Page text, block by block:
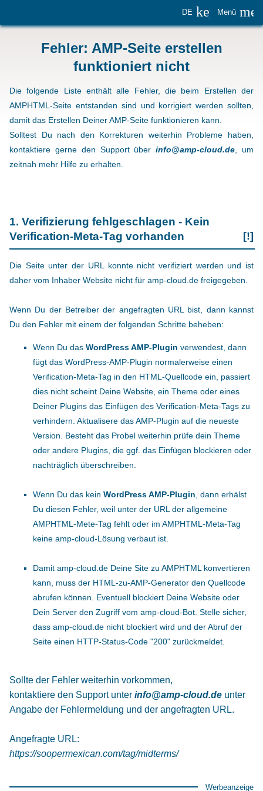
DE Menü
Fehler: AMP-Seite erstellen
funktioniert nicht
Die folgende Liste enthält alle Fehler, die beim Erstellen der
AMPHTML-Seite entstanden sind und korrigiert werden sollten,
damit das Erstellen Deiner AMP-Seite funktionieren kann.
Solltest Du nach den Korrekturen weiterhin Probleme haben,
kontaktiere gerne den Support überinfo@amp-cloud.de, um
zeitnah mehr Hilfe zu erhalten.
1. Verifizierung fehlgeschlagen - Kein
Verification-Meta-Tag vorhanden
[!]
Die Seite unter der URL konnte nicht verifiziert werden und ist
daher vom Inhaber Website nicht für amp-cloud.de freigegeben.
Wenn Du der Betreiber der angefragten URL bist, dann kannst
Du den Fehler mit einem der folgenden Schritte beheben:
Wenn Du das WordPress AMP-Plugin verwendest, dann
fügt das WordPress-AMP-Plugin normalerweise einen
Verification-Meta-Tag in den HTML-Quellcode ein, passiert
dies nicht scheint Deine Website, ein Theme oder eines
Deiner Plugins das Einfügen des Verification-Meta-Tags zu
verhindern. Aktualisere das AMP-Plugin auf die neueste
Version. Besteht das Probel weiterhin prüfe dein Theme
oder andere Plugins, die ggf. das Einfügen blockieren oder
nachträglich überschreiben.
Wenn Du das kein WordPress AMP-Plugin , dann erhälst
Du diesen Fehler, weil unter der URL der allgemeine
AMPHTML-Mete-Tag fehlt oder im AMPHTML-Meta-Tag
keine amp-cloud-Lösung verbaut ist.
Damit amp-cloud.de Deine Site zu AMPHTML konvertieren
kann, muss der HTML-zu-AMP-Generator den Quellcode
abrufen können. Eventuell blockiert Deine Website oder
Dein Server den Zugriff vom amp-cloud-Bot. Stelle sicher,
dass amp-cloud.de nicht blockiert wird und der Abruf der
Seite einen HTTP-Status-Code "200" zurückmeldet.
Sollte der Fehler weiterhin vorkommen,
kontaktiere den Support unter info@amp-cloud.de unter
Angabe der Fehlermeldung und der angefragten URL.
Angefragte URL:
https://soopermexican.com/tag/midterms/
Werbeanzeige